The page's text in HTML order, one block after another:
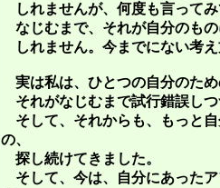
しれませんが、何度も言って
なじむまで、それが自分のも
しれません。今までにない考
実は私は、ひとつの自分のた
それがなじむまで試行錯誤し
そして、それからも、もっと
の、
探し続けてきました。
そして、今は、自分にあった